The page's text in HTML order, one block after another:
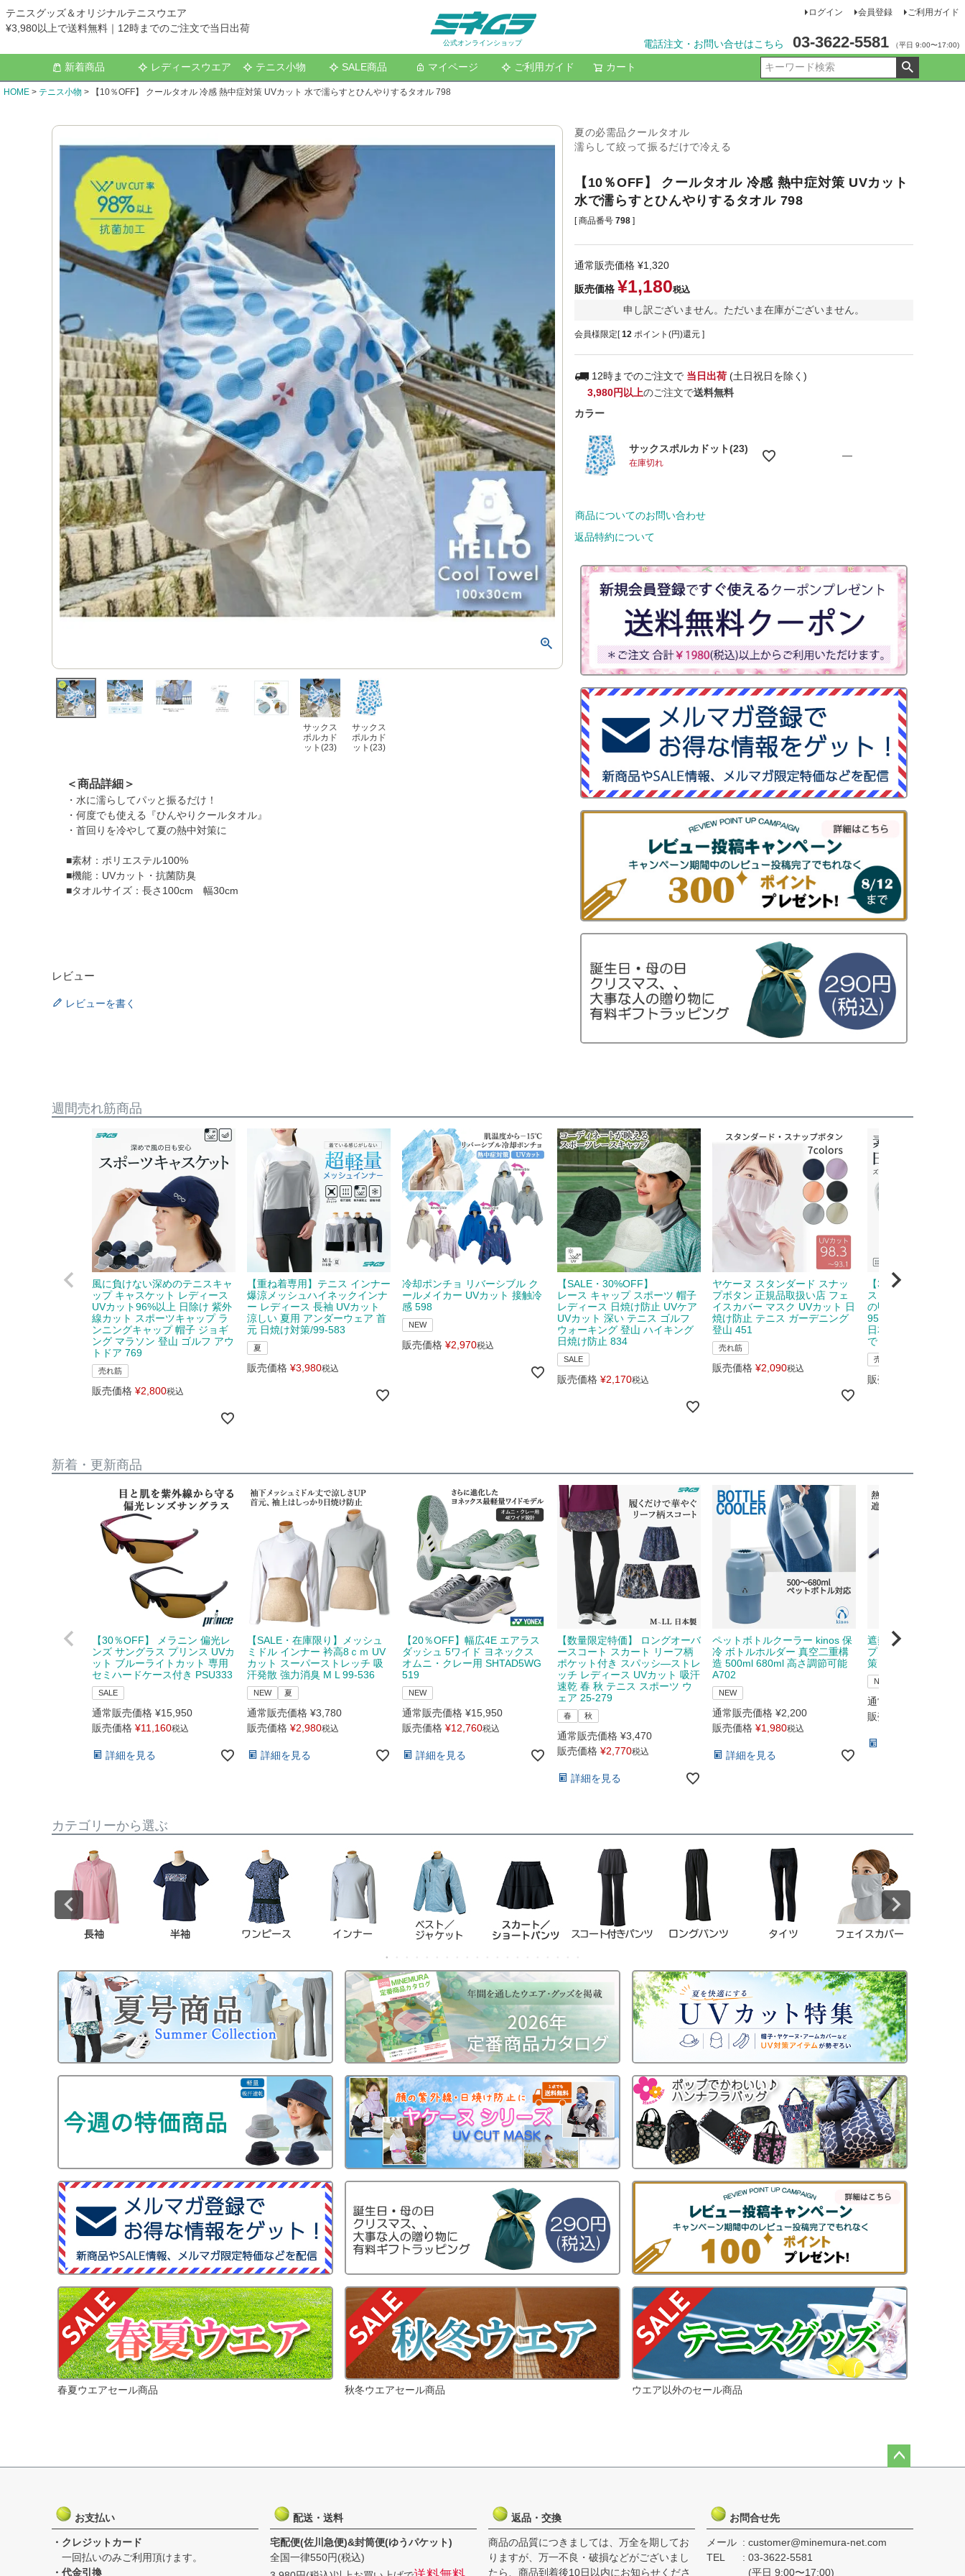
テニスグッズ＆オリジナルテニスウエア
¥3,980以上で送料無料｜12時までのご注文で当日出荷
ログイン 会員登録 ご利用ガイド
電話注文・お問い合せはこちら 03-3622-5581 （平日 9:00〜17:00)
公式オンラインショップ
新着商品 レディースウエア テニス小物 SALE商品 マイページ ご利用ガイド カート
検索
HOME テニス小物 【10％OFF】 クールタオル 冷感 熱中症対策 UVカット 水で濡らすとひんやりするタオル 798
サックス
ポルカド
ット(23)
サックス
ポルカド
ット(23)
＜商品詳細＞
・水に濡らしてパッと振るだけ！
・何度でも使える『ひんやりクールタオル』
・首回りを冷やして夏の熱中対策に
■素材：ポリエステル100%
■機能：UVカット・抗菌防臭
■タオルサイズ：長さ100cm 幅30cm
レビュー
レビューを書く
夏の必需品クールタオル
濡らして絞って振るだけで冷える
【10％OFF】 クールタオル 冷感 熱中症対策 UVカット
水で濡らすとひんやりするタオル 798
商品番号 798
通常販売価格 ¥1,320
販売価格 ¥1,180税込
申し訳ございません。ただいま在庫がございません。
会員様限定[ 12 ポイント(円)還元 ]
12時までのご注文で 当日出荷(土日祝日を除く)
3,980円以上のご注文で送料無料
カラー
サックスポルカドット(23)
在庫切れ
—
商品についてのお問い合わせ
返品特約について
週間売れ筋商品
風に負けない深めのテニスキャ
ップ キャスケット レディース
UVカット96%以上 日除け 紫外
線カット スポーツキャップ ラ
ンニングキャップ 帽子 ジョギ
ング マラソン 登山 ゴルフ アウ
トドア 769
売れ筋
販売価格 ¥2,800税込
【重ね着専用】テニス インナー
爆涼メッシュハイネックインナ
ー レディース 長袖 UVカット
涼しい 夏用 アンダーウェア 首
元 日焼け対策/99-583
夏
販売価格 ¥3,980税込
冷却ポンチョ リバーシブル ク
ールメイカー UVカット 接触冷
感 598
NEW
販売価格 ¥2,970税込
【SALE・30%OFF】
レース キャップ スポーツ 帽子
レディース 日焼け防止 UVケア
UVカット 深い テニス ゴルフ
ウォーキング 登山 ハイキング
日焼け防止 834
SALE
販売価格 ¥2,170税込
ヤケーヌ スタンダード スナッ
プボタン 正規品取扱い店 フェ
イスカバー マスク UVカット 日
焼け防止 テニス ガーデニング
登山 451
売れ筋
販売価格 ¥2,090税込
【3点ゴムでズレに
ス ハンドカバー レ
の甲 日焼け防止 UV
95％ ハンドガード
日本製 ゴルフ 指先
で 278
売れ筋
販売価格
新着・更新商品
【30％OFF】 メラニン 偏光レ
ンズ サングラス プリンス UVカ
ット ブルーライトカット 専用
セミハードケース付き PSU333
SALE
通常販売価格 ¥15,950
販売価格 ¥11,160税込
詳細を見る
【SALE・在庫限り】メッシュ
ミドル インナー 衿高8ｃｍ UV
カット スーパーストレッチ 吸
汗発散 強力消臭 M L 99-536
NEW 夏
通常販売価格 ¥3,780
販売価格 ¥2,980税込
詳細を見る
【20％OFF】幅広4E エアラス
ダッシュ 5ワイド ヨネックス
オムニ・クレー用 SHTAD5WG
519
NEW
通常販売価格 ¥15,950
販売価格 ¥12,760税込
詳細を見る
【数量限定特価】 ロングオーバ
ースコート スカート リーフ柄
ポケット付き スパッシ―ストレ
ッチ レディース UVカット 吸汗
速乾 春 秋 テニス スポーツ ウ
ェア 25-279
春 秋
通常販売価格 ¥3,470
販売価格 ¥2,770税込
詳細を見る
ペットボトルクーラー kinos 保
冷 ボトルホルダー 真空二重構
造 500ml 680ml 高さ調節可能
A702
NEW
通常販売価格 ¥2,200
販売価格 ¥1,980税込
詳細を見る
遮熱メッシュキャッ
プリンス prince 370
策
NEW
通常販売価格
販売価格
カテゴリーから選ぶ
春夏ウエアセール商品 秋冬ウエアセール商品 ウエア以外のセール商品
お支払い
・クレジットカード
一回払いのみご利用頂けます。
・代金引換
配送・送料
宅配便(佐川急便)&封筒便(ゆうパケット)
全国一律550円(税込)
返品・交換
商品の品質につきましては、万全を期してお
りますが、万一不良・破損などがございまし
たら、商品到着後10日以内にお知らせくださ
お問合せ先
メール
customer@minemura-net.com
TEL
03-3622-5581
(平日 9:00〜17:00)